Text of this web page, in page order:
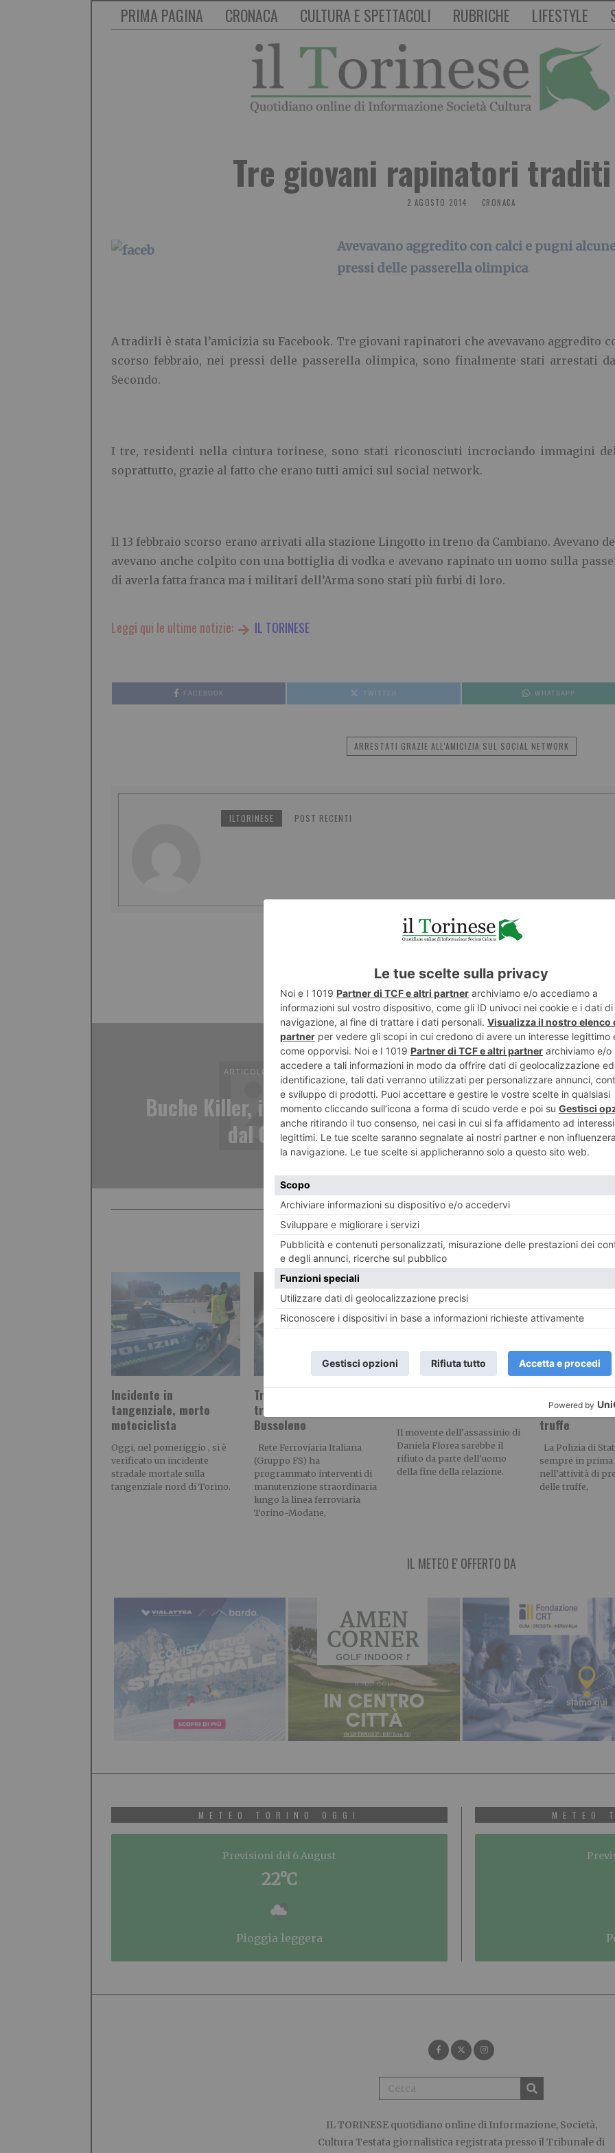
PRIMA PAGINA CRONACA CULTURA E SPETTACOLI RUBRICHE LIFESTYLE
Tre giovani rapinatori traditi
2 AGOSTO 2014 CRONACA
Avevavano aggredito con calci e pugni
pressi delle passerella olimpica
A tradirli è stata l’amicizia su Facebook. Tre giovani rapinatori che avevavano aggredito
scorso febbraio, nei pressi delle passerella olimpica, sono finalmente stati arrestati
Secondo.
I tre, residenti nella cintura torinese, sono stati riconosciuti incrociando immagini
soprattutto, grazie al fatto che erano tutti amici sul social network.
Il 13 febbraio scorso erano arrivati alla stazione Lingotto in treno da Cambiano. Avevano
avevano anche colpito con una bottiglia di vodka e avevano rapinato un uomo sulla
di averla fatta franca ma i militari dell’Arma sono stati più furbi di loro.
Leggi qui le ultime notizie: IL TORINESE
FACEBOOK TWITTER WHATSAPP
ARRESTATI GRAZIE ALL'AMICIZIA SUL SOCIAL NETWORK
ILTORINESE POST RECENTI
ARTICOLO PRECEDENTE
Buche Killer, in arrivo 5 milioni
dal Comune
I gatti
nutriti
RECENTI:
Incidente in
tangenziale, morto
motociclista
Oggi, nel pomeriggio , si è
verificato un incidente
stradale mortale sulla
tangenziale nord di Torino.
Treni, lavori
tra Salbertrand e
Bussoleno
Rete Ferroviaria Italiana
(Gruppo FS) ha
programmato interventi di
manutenzione straordinaria
lungo la linea ferroviaria
Torino-Modane,
Daniela Florea: uccisa
dall’ex che non
Il movente dell’assassinio di
Daniela Florea sarebbe il
rifiuto da parte dell’uomo
della fine della relazione.
I consigli
Stato per
truffe
La Polizia di
sempre in prima
nell’attività di
delle truffe,
IL METEO E' OFFERTO DA
METEO TORINO OGGI
Previsioni del 6 August
22°C
pioggia leggera
METEO
IL TORINESEquotidiano online di Informazione, Società,
Cultura Testata giornalistica registrata presso il Tribunale di